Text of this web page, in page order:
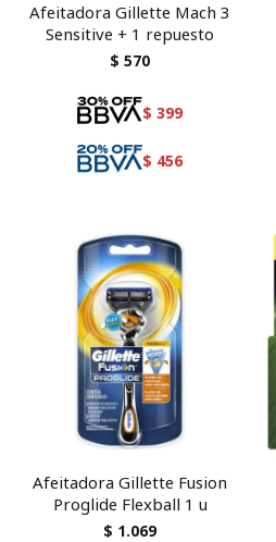
Afeitadora Gillette Mach 3
Sensitive + 1 repuesto
$ 570
$ 399
$ 456
Afeitadora Gillette Fusion
Proglide Flexball 1 u
$ 1.069